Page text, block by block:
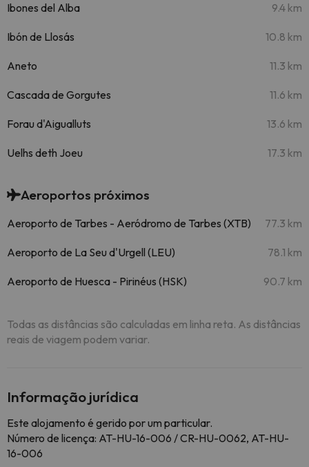
Ibones del Alba 9.4 km
Ibón de Llosás 10.8 km
Aneto 11.3 km
Cascada de Gorgutes 11.6 km
Forau d'Aigualluts 13.6 km
Uelhs deth Joeu 17.3 km
Aeroportos próximos
Aeroporto de Tarbes - Aeródromo de Tarbes (XTB) 77.3 km
Aeroporto de La Seu d'Urgell (LEU) 78.1 km
Aeroporto de Huesca - Pirinéus (HSK) 90.7 km
Todas as distâncias são calculadas em linha reta. As distâncias
reais de viagem podem variar.
Informação jurídica
Este alojamento é gerido por um particular.
Número de licença: AT-HU-16-006 / CR-HU-0062, AT-HU-
16-006